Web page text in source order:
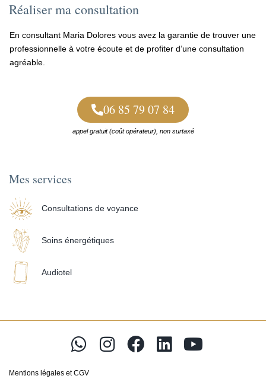
Réaliser ma consultation
En consultant Maria Dolores vous avez la garantie de trouver une
professionnelle à votre écoute et de profiter d’une consultation
agréable.
06 85 79 07 84
appel gratuit (coût opérateur), non surtaxé
Mes services
Consultations de voyance
Soins énergétiques
Audiotel
Mentions légales et CGV
W
I
F
L
Y